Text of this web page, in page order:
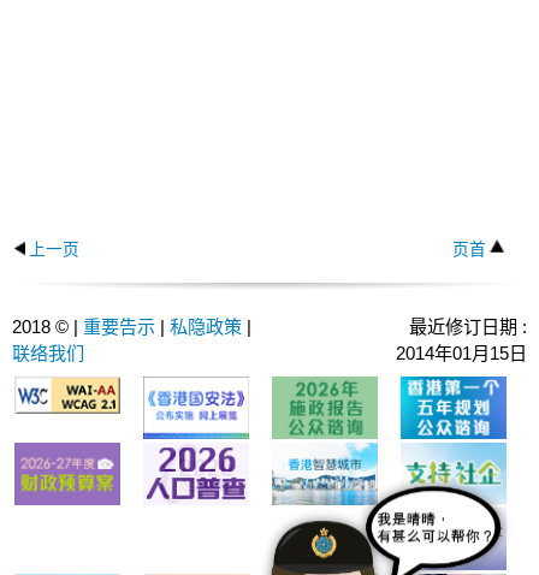
上一页 页首
2018 © | 重要告示 | 私隐政策 |
联络我们
最近修订日期 :
2014年01月15日